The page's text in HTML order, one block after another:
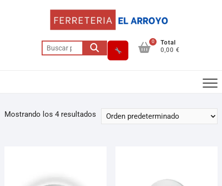
0
Total
0,00 €
Mostrando los 4 resultados